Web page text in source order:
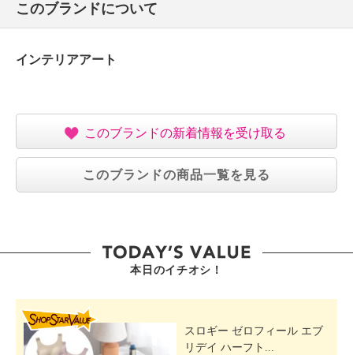
【保証（有無）、保証期間】
・なし
このブランドについて
インテリアアート
このブランドの新着情報を受け取る
このブランドの商品一覧を見る
本日のイチオシ！
スロギー ゼロフィール エブ
リデイ ハーフト...